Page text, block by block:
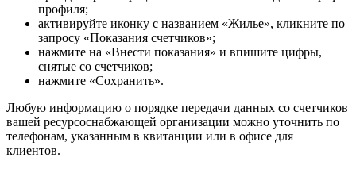
профиля;
активируйте иконку с названием «Жилье», кликните по
запросу «Показания счетчиков»;
нажмите на «Внести показания» и впишите цифры,
снятые со счетчиков;
нажмите «Сохранить».
Любую информацию о порядке передачи данных со счетчиков
вашей ресурсоснабжающей организации можно уточнить по
телефонам, указанным в квитанции или в офисе для
клиентов.